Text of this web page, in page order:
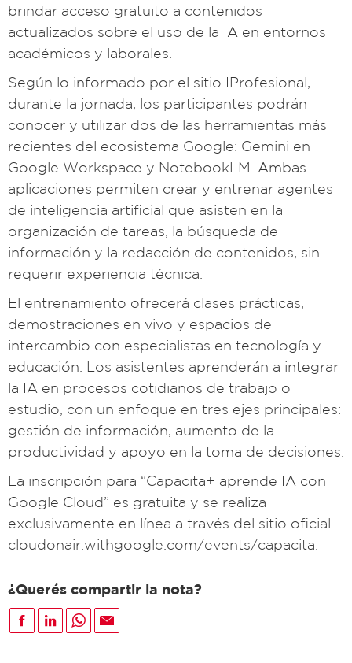
brindar acceso gratuito a contenidos
actualizados sobre el uso de la IA en entornos
académicos y laborales.
Según lo informado por el sitio IProfesional,
durante la jornada, los participantes podrán
conocer y utilizar dos de las herramientas más
recientes del ecosistema Google: Gemini en
Google Workspace y NotebookLM. Ambas
aplicaciones permiten crear y entrenar agentes
de inteligencia artificial que asisten en la
organización de tareas, la búsqueda de
información y la redacción de contenidos, sin
requerir experiencia técnica.
El entrenamiento ofrecerá clases prácticas,
demostraciones en vivo y espacios de
intercambio con especialistas en tecnología y
educación. Los asistentes aprenderán a integrar
la IA en procesos cotidianos de trabajo o
estudio, con un enfoque en tres ejes principales:
gestión de información, aumento de la
productividad y apoyo en la toma de decisiones.
La inscripción para “Capacita+ aprende IA con
Google Cloud” es gratuita y se realiza
exclusivamente en línea a través del sitio oficial
cloudonair.withgoogle.com/events/capacita.
¿Querés compartir la nota?